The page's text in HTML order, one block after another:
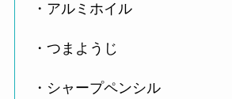
・アルミホイル
・つまようじ
・シャープペンシル